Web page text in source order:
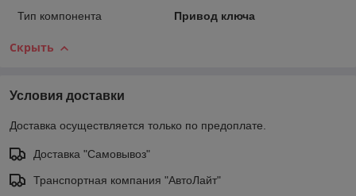
Тип компонента
Привод ключа
Скрыть
Условия доставки
Доставка осуществляется только по предоплате.
Доставка "Самовывоз"
Транспортная компания "АвтоЛайт"